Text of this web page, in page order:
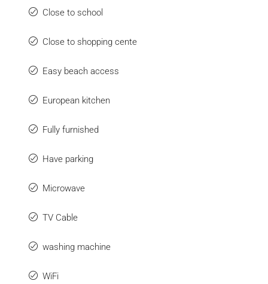
Close to school
Close to shopping cente
Easy beach access
European kitchen
Fully furnished
Have parking
Microwave
TV Cable
washing machine
WiFi